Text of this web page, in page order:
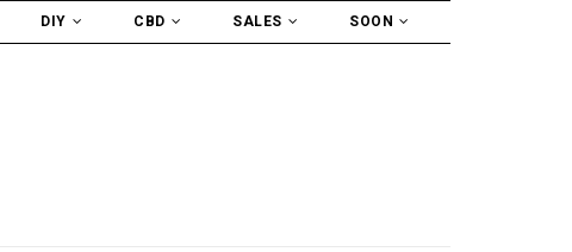
DIY CBD SALES SOON